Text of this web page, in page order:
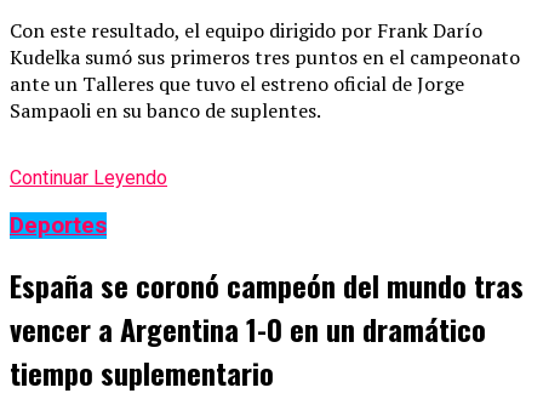
Con este resultado, el equipo dirigido por Frank Darío
Kudelka sumó sus primeros tres puntos en el campeonato
ante un Talleres que tuvo el estreno oficial de Jorge
Sampaoli en su banco de suplentes.
Continuar Leyendo
Deportes
España se coronó campeón del mundo tras
vencer a Argentina 1-0 en un dramático
tiempo suplementario